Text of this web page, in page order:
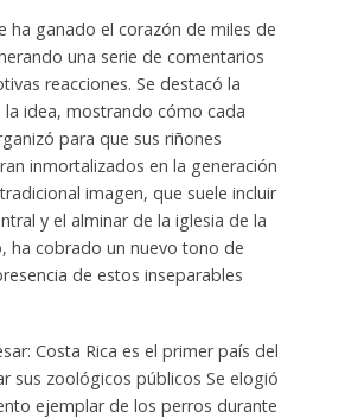
ha ganado el corazón de miles de
una serie de comentarios
reacciones. Se destacó la
la idea, mostrando cómo cada
para que sus riñones
inmortalizados en la generación
imagen, que suele incluir
y el alminar de la iglesia de la
ha cobrado un nuevo tono de
de estos inseparables
Costa Rica es el primer país del
sus zoológicos públicos Se elogió
ejemplar de los perros durante